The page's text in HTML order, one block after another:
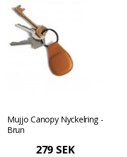
Mujjo Canopy Nyckelring -
Brun
279 SEK